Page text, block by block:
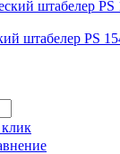
штабелер РS